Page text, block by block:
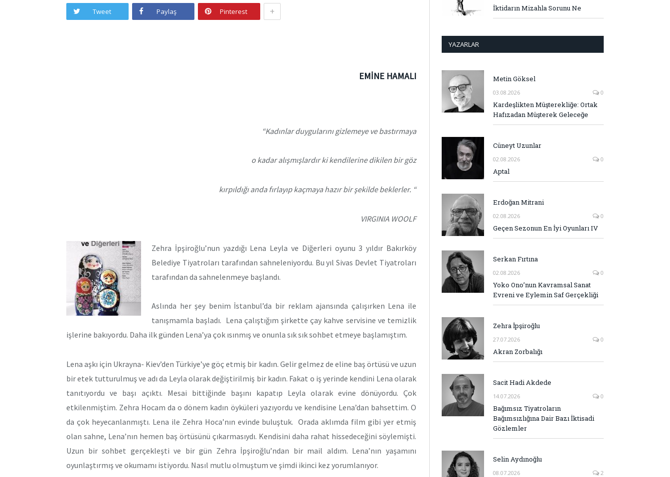
Tweet Paylaş Pinterest +
EMİNE HAMALI
“Kadınlar duygularını gizlemeye ve bastırmaya
o kadar alışmışlardır ki kendilerine dikilen bir göz
kırpıldığı anda fırlayıp kaçmaya hazır bir şekilde beklerler. “
VIRGINIA WOOLF
Zehra İpşiroğlu’nun yazdığı Lena Leyla ve Diğerleri oyunu 3 yıldır Bakırköy
Belediye Tiyatroları tarafından sahneleniyordu. Bu yıl Sivas Devlet Tiyatroları
tarafından da sahnelenmeye başlandı.
Aslında her şey benim İstanbul’da bir reklam ajansında çalışırken Lena ile
tanışmamla başladı. Lena çalıştığım şirkette çay kahve servisine ve temizlik
işlerine bakıyordu. Daha ilk günden Lena’ya çok ısınmış ve onunla sık sık sohbet etmeye başlamıştım.
Lena aşkı için Ukrayna- Kiev’den Türkiye’ye göç etmiş bir kadın. Gelir gelmez de eline baş örtüsü ve uzun
bir etek tutturulmuş ve adı da Leyla olarak değiştirilmiş bir kadın. Fakat o iş yerinde kendini Lena olarak
tanıtıyordu ve başı açıktı. Mesai bittiğinde başını kapatıp Leyla olarak evine dönüyordu. Çok
etkilenmiştim. Zehra Hocam da o dönem kadın öyküleri yazıyordu ve kendisine Lena’dan bahsettim. O
da çok heyecanlanmıştı. Lena ile Zehra Hoca’nın evinde buluştuk. Orada aklımda film gibi yer etmiş
olan sahne, Lena’nın hemen baş örtüsünü çıkarmasıydı. Kendisini daha rahat hissedeceğini söylemişti.
Uzun bir sohbet gerçekleşti ve bir gün Zehra İpşiroğlu’ndan bir mail aldım. Lena’nın yaşamını
oyunlaştırmış ve okumamı istiyordu. Nasıl mutlu olmuştum ve şimdi ikinci kez yorumlanıyor.
İktidarın Mizahla Sorunu Ne
YAZARLAR
Metin Göksel
03.08.2026 0
Kardeşlikten Müşterekliğe: Ortak
Hafızadan Müşterek Geleceğe
Cüneyt Uzunlar
02.08.2026 0
Aptal
Erdoğan Mitrani
02.08.2026 0
Geçen Sezonun En İyi Oyunları IV
Serkan Fırtına
02.08.2026 0
Yoko Ono’nun Kavramsal Sanat
Evreni ve Eylemin Saf Gerçekliği
Zehra İpşiroğlu
27.07.2026 0
Akran Zorbalığı
Sacit Hadi Akdede
14.07.2026 0
Bağımsız Tiyatroların
Bağımsızlığına Dair Bazı İktisadi
Gözlemler
Selin Aydınoğlu
08.07.2026 2